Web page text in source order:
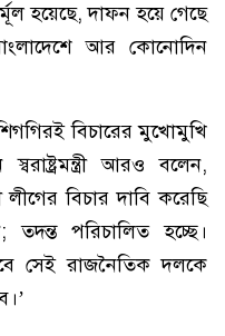
হয়েছে, দাফন হয়ে গেছে
আর কোনোদিন
বিচারের মুখোমুখি
আরও বলেন,
বিচার দাবি করেছি
পরিচালিত হচ্ছে।
সেই রাজনৈতিক দলকে